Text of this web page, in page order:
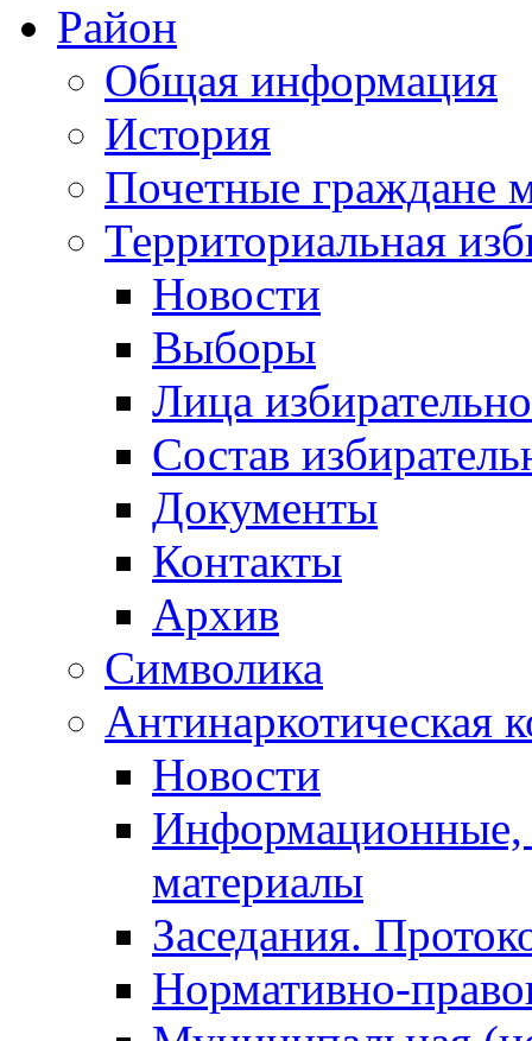
Район
Общая информация
История
Почетные граждане
Территориальная
Новости
Выборы
Лица
Состав
Документы
Контакты
Архив
Символика
Антинаркотическая
Новости
Информационные,
материалы
Заседания.
Нормативно-